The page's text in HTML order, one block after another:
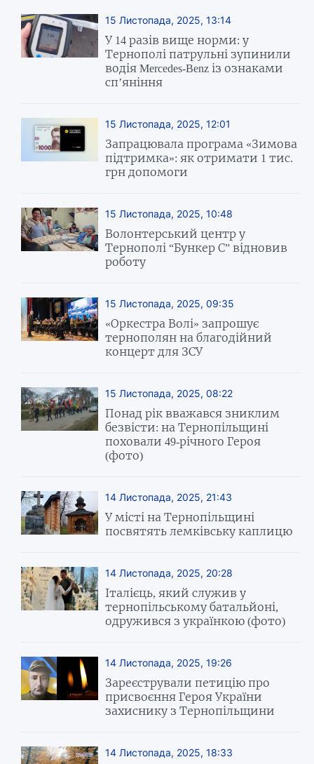
15 Листопада, 2025, 13:14
У 14 разів вище норми: у
Тернополі патрульні зупинили
водія Mercedes-Benz із ознаками
сп’яніння
15 Листопада, 2025, 12:01
Запрацювала програма «Зимова
підтримка»: як отримати 1 тис.
грн допомоги
15 Листопада, 2025, 10:48
Волонтерський центр у
Тернополі “Бункер С” відновив
роботу
15 Листопада, 2025, 09:35
«Оркестра Волі» запрошує
тернополян на благодійний
концерт для ЗСУ
15 Листопада, 2025, 08:22
Понад рік вважався зниклим
безвісти: на Тернопільщині
поховали 49-річного Героя
(фото)
14 Листопада, 2025, 21:43
У місті на Тернопільщині
посвятять лемківську каплицю
14 Листопада, 2025, 20:28
Італієць, який служив у
тернопільському батальйоні,
одружився з українкою (фото)
14 Листопада, 2025, 19:26
Зареєстрували петицію про
присвоєння Героя України
захиснику з Тернопільщини
14 Листопада, 2025, 18:33